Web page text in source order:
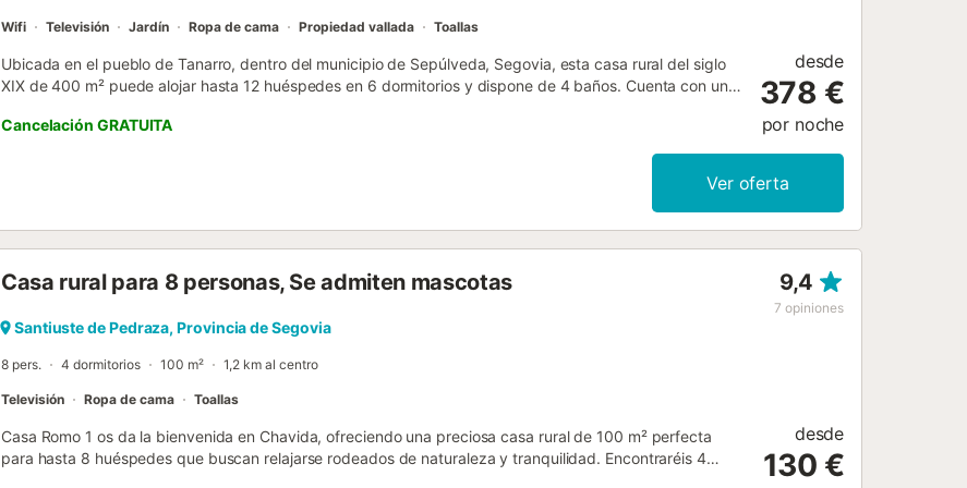
Wifi Televisión Jardín Ropa de cama Propiedad vallada Toallas
Ubicada en el pueblo de Tanarro, dentro del municipio de Sepúlveda, Segovia, esta casa rural del siglo
XIX de 400 m² puede alojar hasta 12 huéspedes en 6 dormitorios y dispone de 4 baños. Cuenta con una
Wi-Fi, televisión, ventiladores en todas las estancias, lavadora, cuna y trona, además de vistas a la
montaña. En el exterior, encontraréis un jardín privado con un amplio patio de piedra, barbacoa privada y
cenador, ideales para reuniones y comidas al aire libre. Esta construcción, cuidadosamente restaurada,
mantiene la estética y características propias de la arquitectura local. Situada a 110 km de Madrid, en el
noreste de Segovia, se encuentra en un entorno rústico cerca de localidades como Cantalejo, Turégano,
esta región culturalmente rica....
Cancelación GRATUITA
desde
378 €
por noche
Ver oferta
Casa rural para 8 personas, Se admiten mascotas 9,4
7 opiniones
Santiuste de Pedraza, Provincia de Segovia
8 pers. 4 dormitorios 100 m² 1,2 km al centro
Televisión Ropa de cama Toallas
Casa Romo 1 os da la bienvenida en Chavida, ofreciendo una preciosa casa rural de 100 m² perfecta
para hasta 8 huéspedes que buscan relajarse rodeados de naturaleza y tranquilidad. Encontraréis 4
desde
130 €